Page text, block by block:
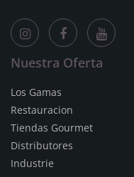
Nuestra Oferta
Los Gamas
Restauracion
Tiendas Gourmet
Distributores
Industrie